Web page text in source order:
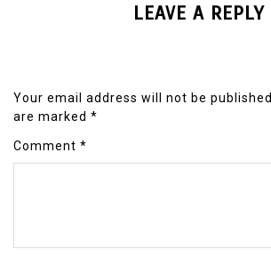
LEAVE A REPLY
Your email address will not be published.
are marked *
Comment *